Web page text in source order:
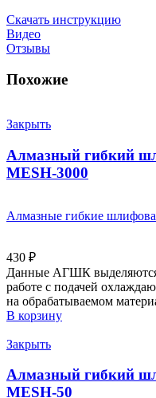
Скачать инструкцию
Видео
Отзывы
Похожие
Закрыть
Алмазный гибкий
MESH-3000
Алмазные гибкие
430 ₽
Данные АГШК выделяются
работе с подачей
на обрабатываемом
В корзину
Закрыть
Алмазный гибкий
MESH-50